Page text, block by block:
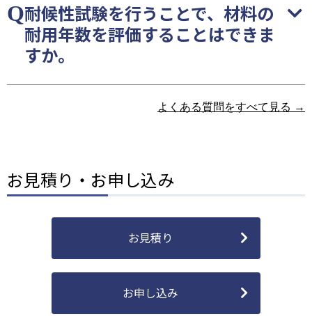
耐候性試験を行うことで、材料の
耐用年数を評価することはできま
すか。
よくある質問をすべて見る →
お見積り・お申し込み
お見積り
お申し込み